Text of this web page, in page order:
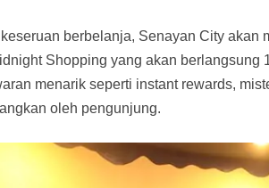
berbelanja, Senayan City akan
Shopping yang akan berlangsung
menarik seperti instant rewards,
oleh pengunjung.